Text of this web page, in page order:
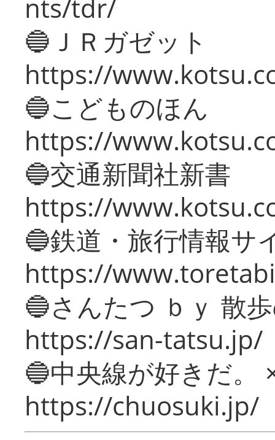
nts/tdr/
🔵ＪＲガゼット
https://
🔵こどものほん
https://
🔵交通新聞社新書
https://
🔵鉄道・旅行情報サ
https://
🔵さんたつ ｂｙ 散
https://san-tatsu.jp/
🔵中央線が好きだ。
https://chuosuki.jp/